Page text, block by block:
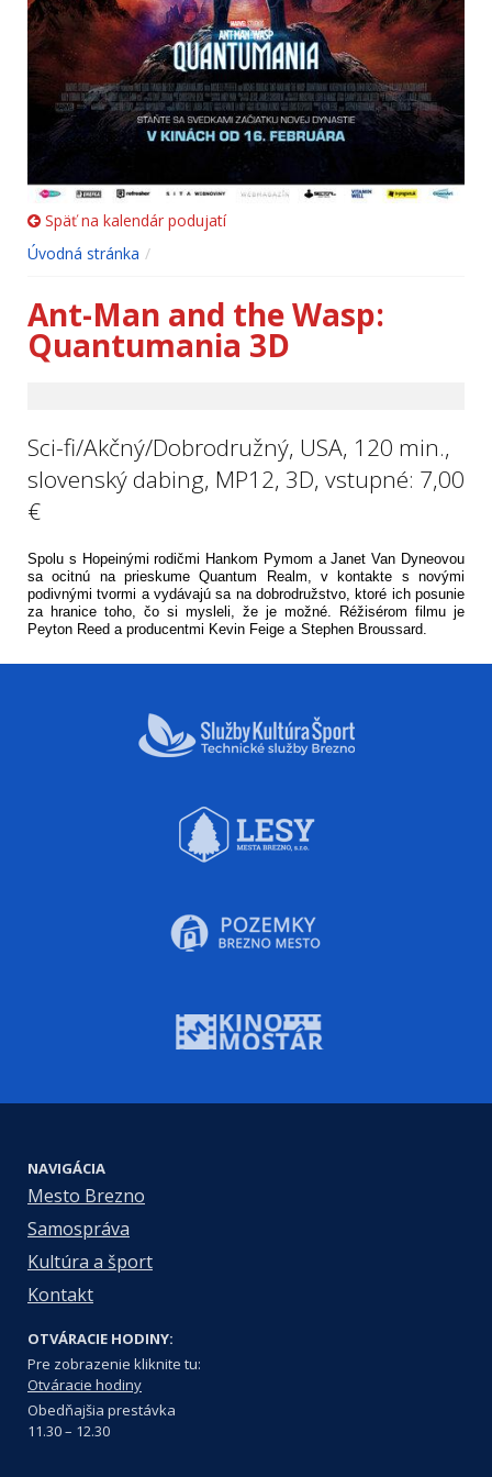
Späť na kalendár podujatí
Úvodná stránka
Ant-Man and the Wasp:
Quantumania 3D
Sci-fi/Akčný/Dobrodružný, USA, 120 min.,
slovenský dabing, MP12, 3D, vstupné: 7,00
€
Spolu s Hopeinými rodičmi Hankom Pymom a Janet Van Dyneovou
sa ocitnú na prieskume Quantum Realm, v kontakte s novými
podivnými tvormi a vydávajú sa na dobrodružstvo, ktoré ich posunie
za hranice toho, čo si mysleli, že je možné. Réžisérom filmu je
Peyton Reed a producentmi Kevin Feige a Stephen Broussard.
NAVIGÁCIA
Mesto Brezno
Samospráva
Kultúra a šport
Kontakt
OTVÁRACIE HODINY:
Pre zobrazenie kliknite tu:
Otváracie hodiny
Obedňajšia prestávka
11.30 – 12.30